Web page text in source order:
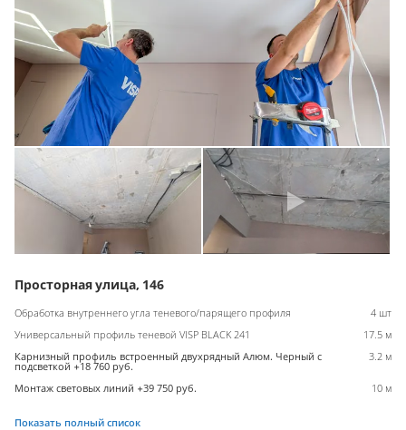
Просторная улица, 146
Обработка внутреннего угла теневого/парящего профиля
4 шт
Универсальный профиль теневой VISP BLACK 241
17.5 м
Карнизный профиль встроенный двухрядный Алюм. Черный с
подсветкой +18 760 руб.
3.2 м
Монтаж световых линий +39 750 руб. 10 м
Показать полный список